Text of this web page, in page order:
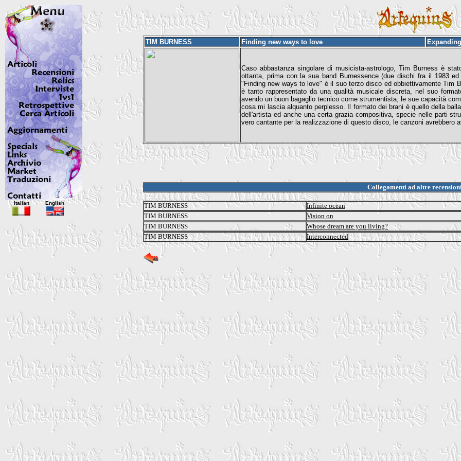
TIM BURNESS Finding new ways to love
Caso abbastanza singolare di musicista-astrologo, Tim Burness è
ottanta, prima con la sua band Burnessence (due dischi fra il 1983
"Finding new ways to love" è il suo terzo disco ed obbiettivamente Tim
è tanto rappresentato da una qualità musicale discreta, nel suo
avendo un buon bagaglio tecnico come strumentista, le sue capacità
cosa mi lascia alquanto perplesso. Il formato dei brani è quello della
dell'artista ed anche una certa grazia compositiva, specie nelle parti
vero cantante per la realizzazione di questo disco, le canzoni avrebbero
Collegamenti ad altre
TIM BURNESS
Infinite ocean
TIM BURNESS
Vision on
TIM BURNESS
Whose dream are you living?
TIM BURNESS
Interconnected
Italian English